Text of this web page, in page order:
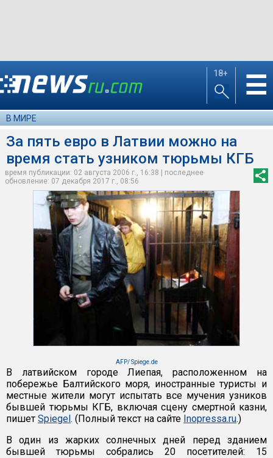
18+ ☰
В МИРЕ
За пять евро в Латвии можно на
время стать узником тюрьмы КГБ
время публикации: 02 августа 2006 г., 16:38 | последнее
обновление: 07 декабря 2017 г., 08:56
AFP/ Spiege.de
В латвийском городе Лиепая, расположенном на
побережье Балтийского моря, иностранные туристы и
местные жители могут испытать все мучения узников
бывшей тюрьмы КГБ, включая сцену смертной казни,
пишет Spiegel. (Полный текст на сайте Inopressa.ru.)
В один из жарких солнечных дней перед зданием
бывшей тюрьмы собрались 20 посетителей: 15